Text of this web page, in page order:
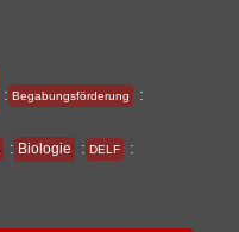
: Begabungsförderung :
: Biologie : DELF :